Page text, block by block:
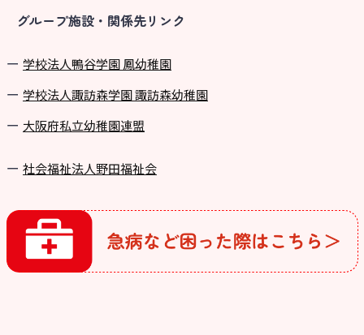
グループ施設・関係先リンク
学校法⼈鴨⾕学園 鳳幼稚園
学校法⼈諏訪森学園 諏訪森幼稚園
⼤阪府私⽴幼稚園連盟
社会福祉法人野田福祉会